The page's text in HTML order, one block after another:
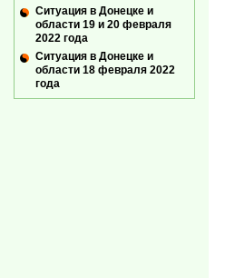
Ситуация в Донецке и
области 19 и 20 февраля
2022 года
Ситуация в Донецке и
области 18 февраля 2022
года